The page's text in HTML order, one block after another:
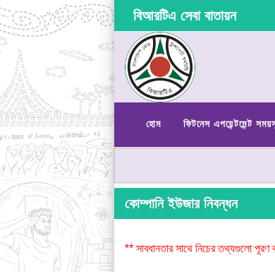
বিআরটিএ সেবা বাতায়ন
হোম ফিটনেস এপয়েন্টমেন্ট
কোম্পানি ইউজার নিবন্ধন
** সাবধানতার সাথে নিচের তথ্যগুলো